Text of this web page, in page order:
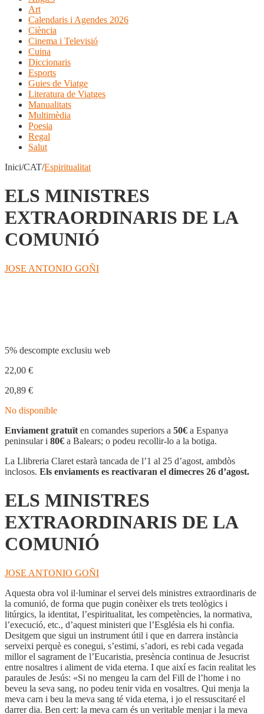
Art
Calendaris i Agendes 2026
Ciència
Cinema i Televisió
Cuina
Diccionaris
Esports
Guies de Viatge
Literatura de Viatges
Manualitats
Multimèdia
Poesia
Regal
Salut
Inici/CAT/Espiritualitat
ELS MINISTRES
EXTRAORDINARIS DE LA
COMUNIÓ
JOSE ANTONIO GOÑI
5% descompte exclusiu web
22,00 €
20,89 €
No disponible
Enviament gratuït en comandes superiors a 50€ a Espanya
peninsular i 80€ a Balears; o podeu recollir-lo a la botiga.
La Llibreria Claret estarà tancada de l’1 al 25 d’agost, ambdòs
inclosos. Els enviaments es reactivaran el dimecres 26 d’agost.
ELS MINISTRES
EXTRAORDINARIS DE LA
COMUNIÓ
JOSE ANTONIO GOÑI
Aquesta obra vol il·luminar el servei dels ministres extraordinaris de
la comunió, de forma que pugin conèixer els trets teològics i
litúrgics, la identitat, l’espiritualitat, les competències, la normativa,
l’execució, etc., d’aquest ministeri que l’Església els hi confia.
Desitgem que sigui un instrument útil i que en darrera instància
serveixi perquè es conegui, s’estimi, s’adori, es rebi cada vegada
millor el sagrament de l’Eucaristia, presència continua de Jesucrist
entre nosaltres i aliment de vida eterna. I que així es facin realitat les
paraules de Jesús: «Si no mengeu la carn del Fill de l’home i no
beveu la seva sang, no podeu tenir vida en vosaltres. Qui menja la
meva carn i beu la meva sang té vida eterna, i jo el ressuscitaré el
darrer dia. Ben cert: la meva carn és un veritable menjar i la meva